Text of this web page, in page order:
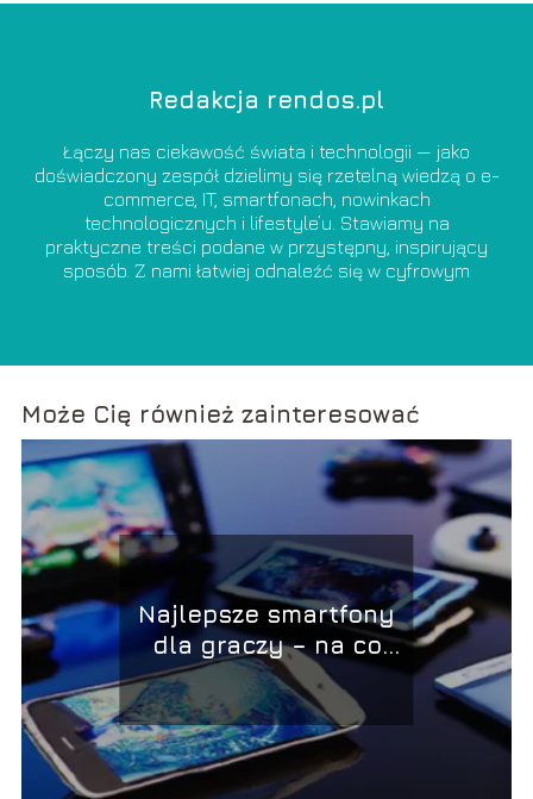
Redakcja rendos.pl
Łączy nas ciekawość świata i technologii — jako
doświadczony zespół dzielimy się rzetelną wiedzą o e-
commerce, IT, smartfonach, nowinkach
technologicznych i lifestyle’u. Stawiamy na
praktyczne treści podane w przystępny, inspirujący
sposób. Z nami łatwiej odnaleźć się w cyfrowym
Może Cię również zainteresować
Najlepsze smartfony
dla graczy – na co
zwracać uwagę?